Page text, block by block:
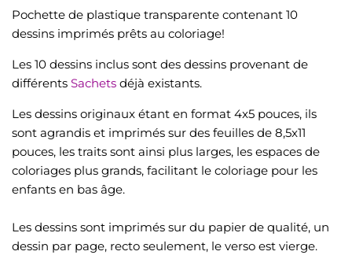
Pochette de plastique transparente contenant 10
dessins imprimés prêts au coloriage!
Les 10 dessins inclus sont des dessins provenant de
différents Sachets déjà existants.
Les dessins originaux étant en format 4x5 pouces, ils
sont agrandis et imprimés sur des feuilles de 8,5x11
pouces, les traits sont ainsi plus larges, les espaces de
coloriages plus grands, facilitant le coloriage pour les
enfants en bas âge.
Les dessins sont imprimés sur du papier de qualité, un
dessin par page, recto seulement, le verso est vierge.